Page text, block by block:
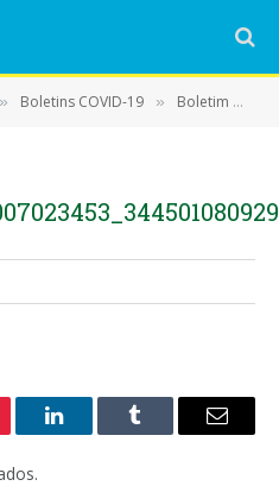
» Boletins COVID-19 » Boletim COVID-19 (13/04/2021)
LinkedInTumblr
E-